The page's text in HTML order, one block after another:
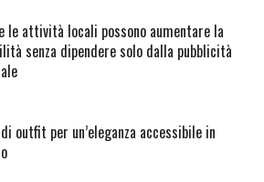
le attività locali possono aumentare la
senza dipendere solo dalla pubblicità
outfit per un’eleganza accessibile in